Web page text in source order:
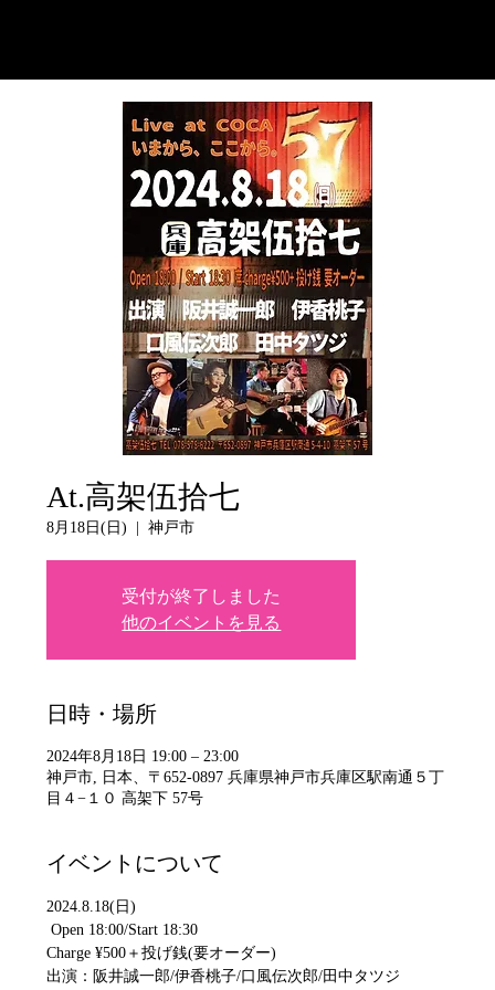
At.高架伍拾七
8月18日(日)
  |
神戸市
受付が終了しました
他のイベントを見る
日時・場所
2024年8月18日 19:00 – 23:00
神戸市, 日本、〒652-0897 兵庫県神戸市兵庫区駅南通５丁
目４−１０ 高架下 57号
イベントについて
2024.8.18(日)
Open 18:00/Start 18:30
Charge ¥500＋投げ銭(要オーダー)
出演：阪井誠一郎/伊香桃子/口風伝次郎/田中タツジ